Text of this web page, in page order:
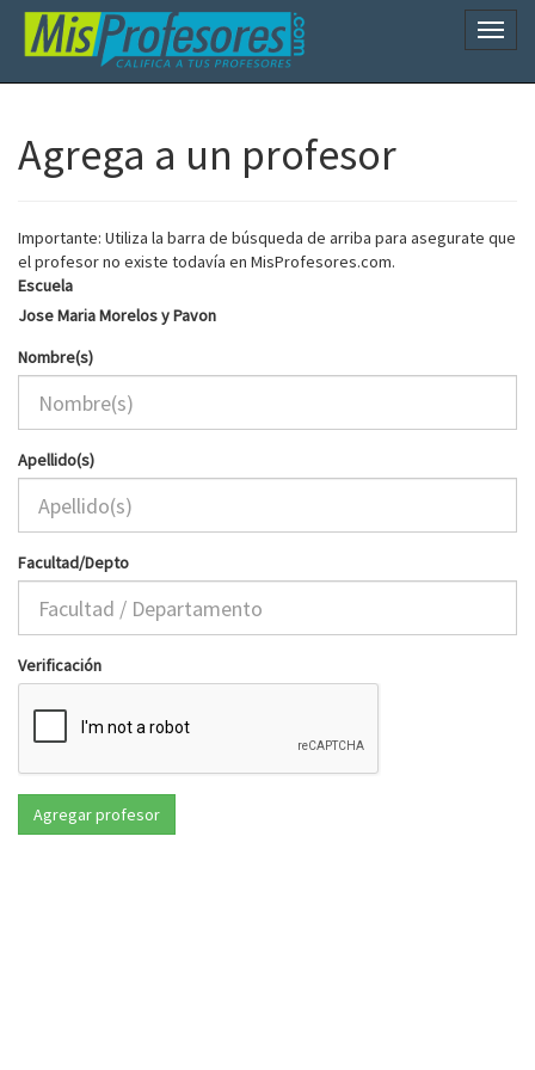
Agrega a un profesor
Importante: Utiliza la barra de búsqueda de arriba para asegurate que
el profesor no existe todavía en MisProfesores.com.
Escuela
Jose Maria Morelos y Pavon
Nombre(s)
Apellido(s)
Facultad/Depto
Verificación